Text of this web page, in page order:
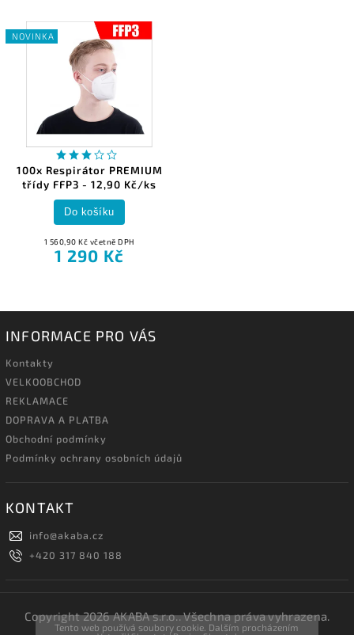
Tento web používá soubory cookie. Dalším procházením
NOVINKA
100x Respirátor PREMIUM
třídy FFP3 - 12,90 Kč/ks
1 560,90 Kč včetně DPH
1 290 Kč
Do košíku
INFORMACE PRO VÁS
Kontakty
VELKOOBCHOD
REKLAMACE
DOPRAVA A PLATBA
Obchodní podmínky
Podmínky ochrany osobních údajů
KONTAKT
info@akaba.cz
+420 317 840 188
Copyright 2026AKABA s.r.o.. Všechna práva vyhrazena.